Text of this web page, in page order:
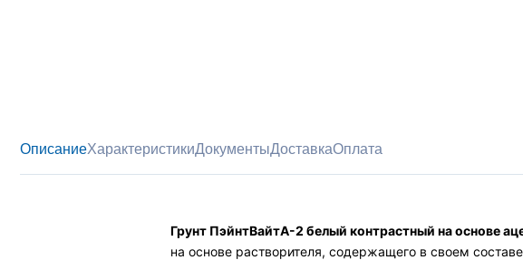
ОписаниеХарактеристикиДокументыДоставкаОплата
Грунт ПэйнтВайтА-2 белый контрастный на основе
на основе растворителя, содержащего в своем